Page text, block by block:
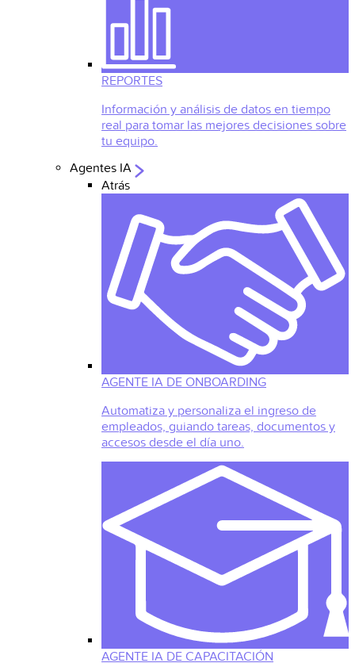
REPORTES
Información y análisis de datos en tiempo
real para tomar las mejores decisiones sobre
tu equipo.
Agentes IA
Atrás
AGENTE IA DE ONBOARDING
Automatiza y personaliza el ingreso de
empleados, guiando tareas, documentos y
accesos desde el día uno.
AGENTE IA DE CAPACITACIÓN